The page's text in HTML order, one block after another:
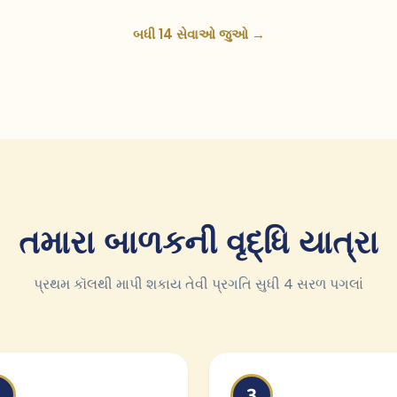
બધી 14 સેવાઓ જુઓ →
તમારા બાળકની વૃદ્ધિ યાત્રા
પ્રથમ કૉલથી માપી શકાય તેવી પ્રગતિ સુધી 4 સરળ પગલાં